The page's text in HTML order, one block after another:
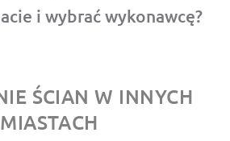
i wybrać wykonawcę?
ŚCIAN W INNYCH
MIASTACH